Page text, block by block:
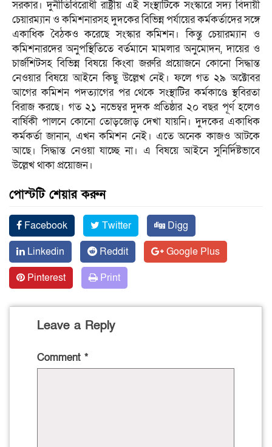
সরকার। দুর্নীতিবিরোধী রাষ্ট্রীয় এই সংস্থাটিকে সংস্কারে সদ্য বিদায়ী
চেয়ারম্যান ও কমিশনারসহ দুদকের বিভিন্ন পর্যায়ের কর্মকর্তাদের সঙ্গে
একাধিক বৈঠকও করেছে সংস্কার কমিশন। কিন্তু চেয়ারম্যান ও
কমিশনারদের অনুপস্থিতিতে বর্তমানে মামলার অনুমোদন, দায়ের ও
চার্জশিটসহ বিভিন্ন বিষয়ে কিংবা জরুরি প্রয়োজনে কোনো সিদ্ধান্ত
নেওয়ার বিষয়ে আইনে কিছু উল্লেখ নেই। ফলে গত ২৯ অক্টোবর
আগের কমিশন পদত্যাগের পর থেকে সংস্থাটির কর্মকাণ্ডে স্থবিরতা
বিরাজ করছে। গত ২১ নভেম্বর দুদক প্রতিষ্ঠার ২০ বছর পূর্ণ হলেও
বার্ষিকী পালনে কোনো তোড়জোড় দেখা যায়নি। দুদকের একাধিক
কর্মকর্তা জানান, এখন কমিশন নেই। এতে অনেক কাজও আটকে
আছে। সিদ্ধান্ত নেওয়া যাচ্ছে না। এ বিষয়ে আইনে সুনির্দিষ্টভাবে
উল্লেখ থাকা প্রয়োজন।
পোস্টটি শেয়ার করুন
Facebook Twitter
Digg
Linkedin
Reddit
Google Plus
Pinterest
Print
Leave a Reply
Comment *